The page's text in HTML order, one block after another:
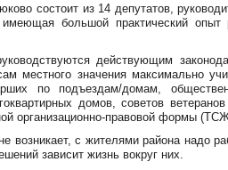
состоит из 14 депутатов,
большой практический опыт
действующим
местного значения максимально
по подъездам/домам,
домов, советов
организационно-правовой формы
возникает, с жителями района надо
зависит жизнь вокруг них.